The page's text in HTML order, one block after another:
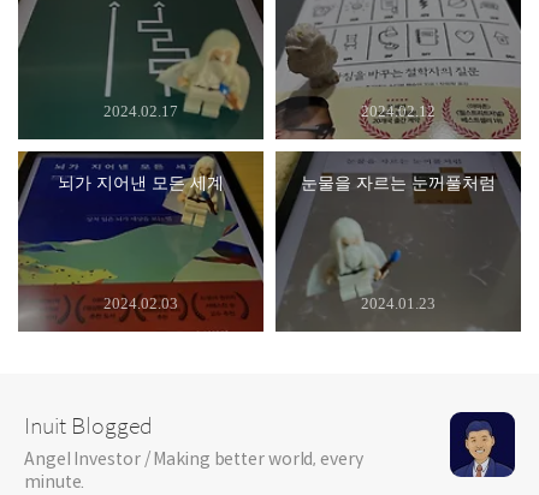
2024.02.17 2024.02.12
뇌가 지어낸 모든 세계
2024.02.03
눈물을 자르는 눈꺼풀처럼
2024.01.23
Inuit Blogged
Angel Investor / Making better world, every
minute.